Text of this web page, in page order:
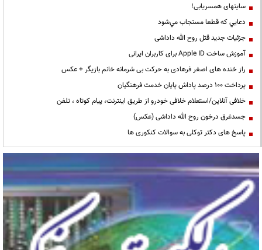
سایتهای همسریابی!
دعايي كه قطعا مستجاب مي‌شود
جزئیات جدید قتل روح الله داداشی
آموزش ساخت Apple ID برای کاربران ایرانی
راز خنده های اصغر فرهادی به حرکت بی شرمانه خانم بازیگر + عکس
پرداخت ۱۰۰ درصد پاداش پایان خدمت فرهنگیان
خلافی آنلاین/استعلام خلافی خودرو از طریق اینترنت، پیام کوتاه ، تلفن
جسدغرق درخون روح الله داداشی (عکس)
پاسخ های دکتر توکلی به سوالات کنکوری ها